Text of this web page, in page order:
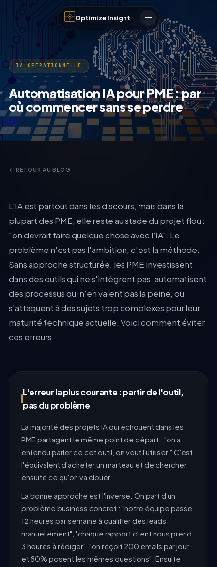
Optimize Insight
IA OPÉRATIONNELLE
Automatisation IA pour PME : par
où commencer sans se perdre
← RETOUR AU BLOG
L'IA est partout dans les discours, mais dans la
plupart des PME, elle reste au stade du projet flou :
"on devrait faire quelque chose avec l'IA". Le
problème n'est pas l'ambition, c'est la méthode.
Sans approche structurée, les PME investissent
dans des outils qui ne s'intègrent pas, automatisent
des processus qui n'en valent pas la peine, ou
s'attaquent à des sujets trop complexes pour leur
maturité technique actuelle. Voici comment éviter
ces erreurs.
L'erreur la plus courante : partir de l'outil,
pas du problème
La majorité des projets IA qui échouent dans les
PME partagent le même point de départ : "on a
entendu parler de cet outil, on veut l'utiliser." C'est
l'équivalent d'acheter un marteau et de chercher
ensuite ce qu'on va clouer.
La bonne approche est l'inverse. On part d'un
problème business concret : "notre équipe passe
12 heures par semaine à qualifier des leads
manuellement", "chaque rapport client nous prend
3 heures à rédiger", "on reçoit 200 emails par jour
et 80% posent les mêmes questions". Ensuite